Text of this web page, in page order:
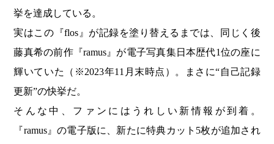
挙を達成している。
実はこの『flos』が記録を塗り替えるまでは、同じく後
藤真希の前作『ramus』が電子写真集日本歴代1位の座に
輝いていた（※2023年11月末時点）。まさに“自己記録
更新”の快挙だ。
そんな中、ファンにはうれしい新情報が到着。
『ramus』の電子版に、新たに特典カット5枚が追加され